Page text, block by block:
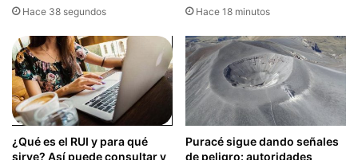
Hace 38 segundos Hace 18 minutos
¿Qué es el RUI y para qué
sirve? Así puede consultar y
Puracé sigue dando señales
de peligro: autoridades